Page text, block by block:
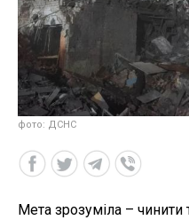
фото: ДСНС
Мета зрозуміла – чинити